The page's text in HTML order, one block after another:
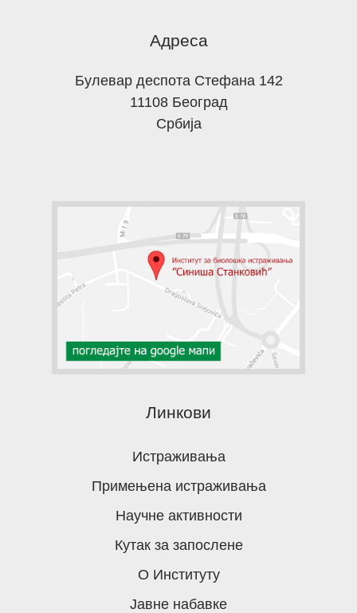
Адреса
Булевар деспота Стефана 142
11108 Београд
Србија
Линкови
Истраживања
Примењена истраживања
Научне активности
Кутак за запослене
О Институту
Јавне набавке